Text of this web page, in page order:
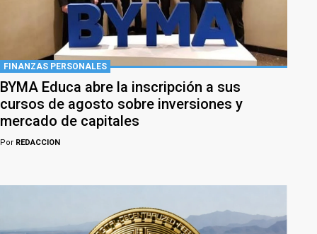
FINANZAS PERSONALES
BYMA Educa abre la inscripción a sus
cursos de agosto sobre inversiones y
mercado de capitales
Por REDACCION